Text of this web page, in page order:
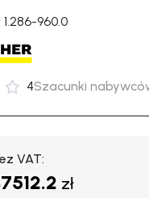
1.286-960.0
4Szacunki
VAT:
7512.2 zł